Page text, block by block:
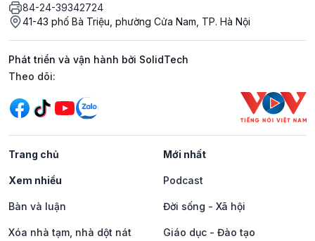
84-24-39342724
41-43 phố Bà Triệu, phường Cửa Nam, TP. Hà Nội
Phát triển và vận hành bởi SolidTech
Mạng xã hội
Theo dõi:
Trang chủ Mới nhất
Xem nhiều Podcast
Bàn và luận Đời sống - Xã hội
Xóa nhà tạm, nhà dột nát Giáo dục - Đào tạo